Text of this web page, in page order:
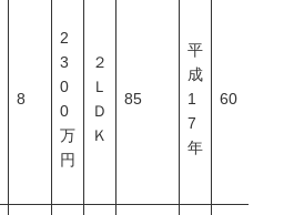
8
2
3
0
0
万
円
２
Ｌ
Ｄ
Ｋ
85
平
成
1
7
年
60